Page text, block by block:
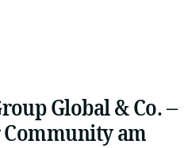
Global & Co. –
Community am